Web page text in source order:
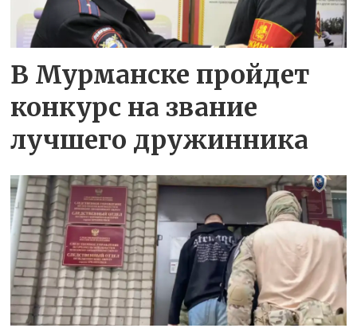
В Мурманске пройдет
конкурс на звание
лучшего дружинника